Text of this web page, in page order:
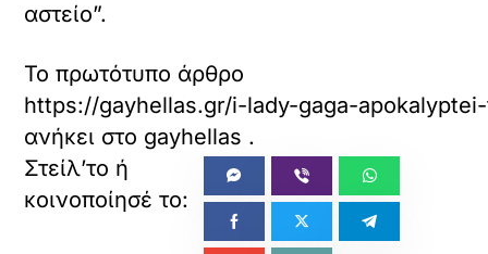
αστείο”.
Το πρωτότυπο άρθρο
https://gayhellas.gr/i-lady-gaga-
ανήκει στο gayhellas .